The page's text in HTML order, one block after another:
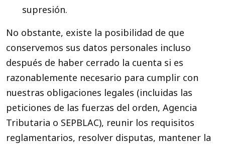
supresión.
No obstante, existe la posibilidad de que
conservemos sus datos personales incluso
después de haber cerrado la cuenta si es
razonablemente necesario para cumplir con
nuestras obligaciones legales (incluidas las
peticiones de las fuerzas del orden, Agencia
Tributaria o SEPBLAC), reunir los requisitos
reglamentarios, resolver disputas, mantener la